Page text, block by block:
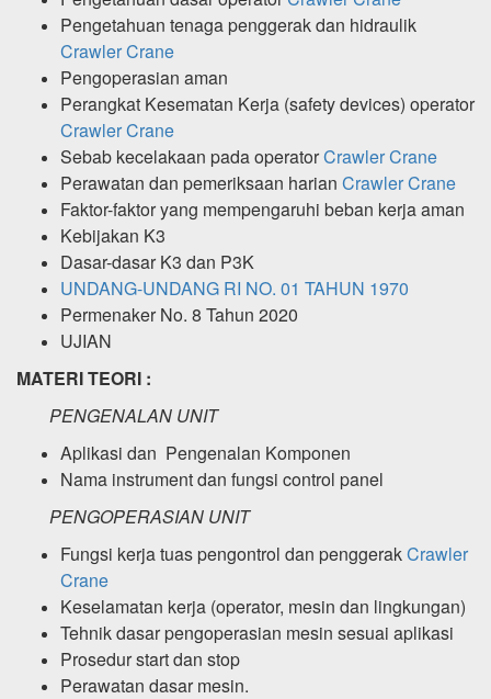
Pengetahuan tenaga penggerak dan hidraulik
Crawler Crane
Pengoperasian aman
Perangkat Kesematan Kerja (safety devices) operator
Crawler Crane
Sebab kecelakaan pada operatorCrawler Crane
Perawatan dan pemeriksaan harian Crawler Crane
Faktor-faktor yang mempengaruhi beban kerja aman
Kebijakan K3
Dasar-dasar K3 dan P3K
UNDANG-UNDANG RI NO. 01 TAHUN 1970
Permenaker No. 8 Tahun 2020
UJIAN
MATERI TEORI :
PENGENALAN UNIT
Aplikasi dan Pengenalan Komponen
Nama instrument dan fungsi control panel
PENGOPERASIAN UNIT
Fungsi kerja tuas pengontrol dan penggerakCrawler
Crane
Keselamatan kerja (operator, mesin dan lingkungan)
Tehnik dasar pengoperasian mesin sesuai aplikasi
Prosedur start dan stop
Perawatan dasar mesin.